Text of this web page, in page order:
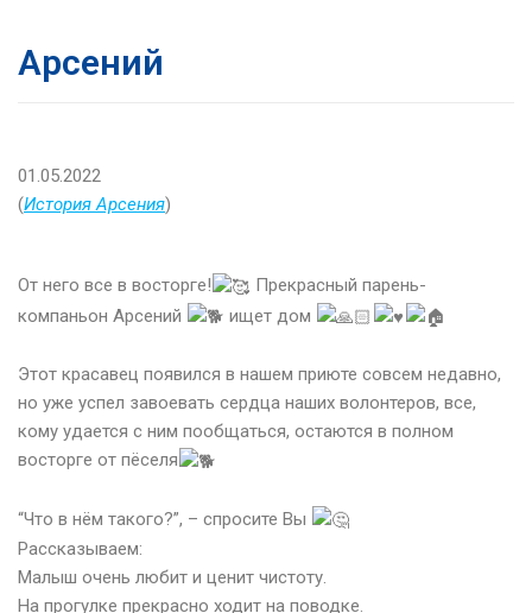
Арсений
01.05.2022
(История Арсения)
От него все в восторге!
Прекрасный парень-
компаньон Арсений
ищет дом
Этот красавец появился в нашем приюте совсем недавно,
но уже успел завоевать сердца наших волонтеров, все,
кому удается с ним пообщаться, остаются в полном
восторге от пёселя
“Что в нём такого?”, – спросите Вы
Рассказываем:
Малыш очень любит и ценит чистоту.
На прогулке прекрасно ходит на поводке.